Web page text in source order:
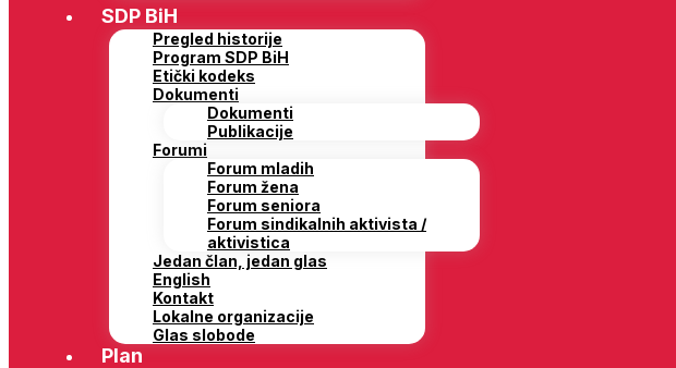
SDP BiH
Pregled historije
Program SDP BiH
Etički kodeks
Dokumenti
Dokumenti
Publikacije
Forumi
Forum mladih
Forum žena
Forum seniora
Forum sindikalnih aktivista /
aktivistica
Jedan član, jedan glas
English
Kontakt
Lokalne organizacije
Glas slobode
Plan